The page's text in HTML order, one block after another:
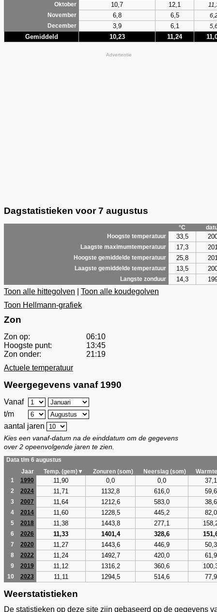
Oktober
10,7 12,1
November
6,8 6,5
December
3,9 6,1
Gemiddeld 10,23 11,24
Advertentie
Dagstatistieken voor 7 augustus
°C
Hoogste temperatuur
33,5
Laagste maximumtemperatuur 17,3
Hoogste gemiddelde temperatuur 25,8
Laagste gemiddelde temperatuur 13,5
Langste zonduur 14,3
Toon alle hittegolven
Toon alle koudegolven
Toon Hellmann-grafiek
Zon
Zon op:
06:10
Hoogste punt:
13:45
Zon onder:
21:19
Actuele temperatuur
Weergegevens vanaf 1990
Vanaf
t/m
aantal jaren
Kies een vanaf-datum na de einddatum om de gegevens
over 2 opeenvolgende jaren te zien.
Data t/m 6 augustus
Jaar
Temp. (gem)▼ Zonuren (som) Neerslag (som)
1
1990 11,90 0,0 0,0 37,1
2 2024 11,71 1132,8 616,0 59,6
3 2007 11,64 1212,6 583,0 38,6
4 2014 11,60 1228,5 445,2 82,0
5 2018 11,38 1443,8 277,1
6 2026 11,33 1401,4 328,6
7 2020 11,27 1443,6 446,9 50,3
8 2022 11,24 1492,7 420,0 61,9
9 2019 11,12 1316,2 360,6
10 2023 11,11 1294,5 514,6 77,9
Weerstatistieken
De statistieken op deze site zijn gebaseerd op de gegevens